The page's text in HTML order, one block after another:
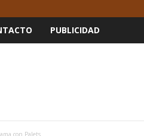
PUBLICIDAD
con Palets